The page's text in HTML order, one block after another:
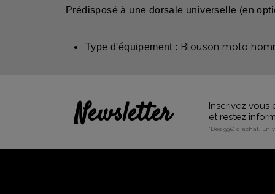
Prédisposé à une dorsale universelle (en
Type d'équipement : Blouson moto
Newsletter
Inscrivez
et restez
*Dès 99€ d'achat.